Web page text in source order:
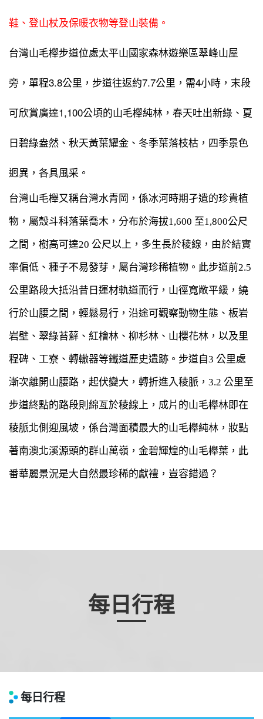
鞋、登山杖及保暖衣物等登山裝備。
台灣山毛櫸步道位處太平山國家森林遊樂區翠峰山屋
旁，單程3.8公里，步道往返約7.7公里，需4小時，末段
可欣賞廣達1,100公頃的山毛櫸純林，春天吐出新綠、夏
日碧綠盎然、秋天黃葉耀金、冬季葉落枝枯，四季景色
迥異，各具風采。
台灣山毛櫸又稱台灣水青岡，係冰河時期孑遺的珍貴植
物，屬殼斗科落葉喬木，分布於海拔1,600 至1,800公尺
之間，樹高可達20 公尺以上，多生長於稜線，由於結實
率偏低、種子不易發芽，屬台灣珍稀植物。此步道前2.5
公里路段大抵沿昔日運材軌道而行，山徑寬敞平緩，繞
行於山腰之間，輕鬆易行，沿途可觀察動物生態、板岩
岩壁、翠綠苔蘚、紅檜林、柳杉林、山櫻花林，以及里
程碑、工寮、轉轍器等鐵道歷史遺跡。步道自3 公里處
漸次離開山腰路，起伏變大，轉折進入稜脈，3.2 公里至
步道終點的路段則綿亙於稜線上，成片的山毛櫸林即在
稜脈北側迎風坡，係台灣面積最大的山毛櫸純林，妝點
著南澳北溪源頭的群山萬嶺，金碧輝煌的山毛櫸葉，此
番華麗景況是大自然最珍稀的獻禮，豈容錯過？
每日行程
每日行程